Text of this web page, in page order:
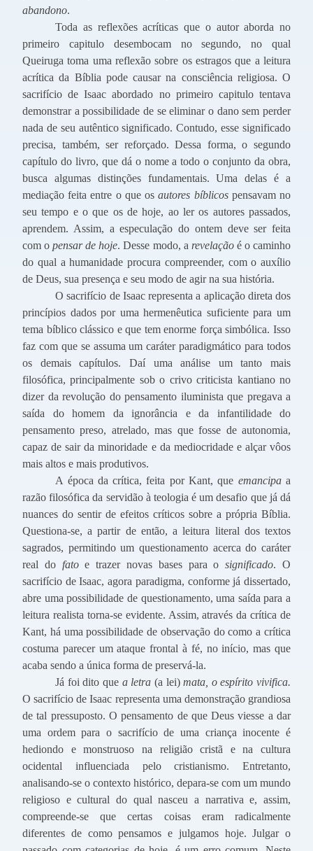
abandono.
Toda as reflexões acríticas que o autor aborda no
primeiro capitulo desembocam no segundo, no qual
Queiruga toma uma reflexão sobre os estragos que a leitura
acrítica da Bíblia pode causar na consciência religiosa. O
sacrifício de Isaac abordado no primeiro capitulo tentava
demonstrar a possibilidade de se eliminar o dano sem perder
nada de seu autêntico significado. Contudo, esse significado
precisa, também, ser reforçado. Dessa forma, o segundo
capítulo do livro, que dá o nome a todo o conjunto da obra,
busca algumas distinções fundamentais. Uma delas é a
mediação feita entre o que osautores bíblicos pensavam no
seu tempo e o que os de hoje, ao ler os autores passados,
aprendem. Assim, a especulação do ontem deve ser feita
com opensar de hoje. Desse modo, a revelação é o caminho
do qual a humanidade procura compreender, com o auxílio
de Deus, sua presença e seu modo de agir na sua história.
O sacrifício de Isaac representa a aplicação direta dos
princípios dados por uma hermenêutica suficiente para um
tema bíblico clássico e que tem enorme força simbólica. Isso
faz com que se assuma um caráter paradigmático para todos
os demais capítulos. Daí uma análise um tanto mais
filosófica, principalmente sob o crivo criticista kantiano no
dizer da revolução do pensamento iluminista que pregava a
saída do homem da ignorância e da infantilidade do
pensamento preso, atrelado, mas que fosse de autonomia,
capaz de sair da minoridade e da mediocridade e alçar vôos
mais altos e mais produtivos.
A época da crítica, feita por Kant, que emancipaa
razão filosófica da servidão à teologia é um desafio que já dá
nuances do sentir de efeitos críticos sobre a própria Bíblia.
Questiona-se, a partir de então, a leitura literal dos textos
sagrados, permitindo um questionamento acerca do caráter
real do fatoe trazer novas bases para osignificado. O
sacrifício de Isaac, agora paradigma, conforme já dissertado,
abre uma possibilidade de questionamento, uma saída para a
leitura realista torna-se evidente. Assim, através da crítica de
Kant, há uma possibilidade de observação do como a crítica
costuma parecer um ataque frontal à fé, no início, mas que
acaba sendo a única forma de preservá-la.
Já foi dito que a letra (a lei)mata, o espírito vivifica.
O sacrifício de Isaac representa uma demonstração grandiosa
de tal pressuposto. O pensamento de que Deus viesse a dar
uma ordem para o sacrifício de uma criança inocente é
hediondo e monstruoso na religião cristã e na cultura
ocidental influenciada pelo cristianismo. Entretanto,
analisando-se o contexto histórico, depara-se com um mundo
religioso e cultural do qual nasceu a narrativa e, assim,
compreende-se que certas coisas eram radicalmente
diferentes de como pensamos e julgamos hoje. Julgar o